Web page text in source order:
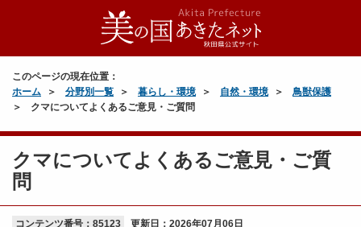
このページの現在位置：
ホーム
分野別一覧 暮らし・環境 自然・環境
鳥獣保護
クマについてよくあるご意見・ご質問
クマについてよくあるご意見・ご質
問
コンテンツ番号：85123 更新日： 2026年07月06日